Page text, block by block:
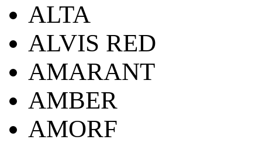
ALTA
ALVIS RED
AMARANT
AMBER
AMORF